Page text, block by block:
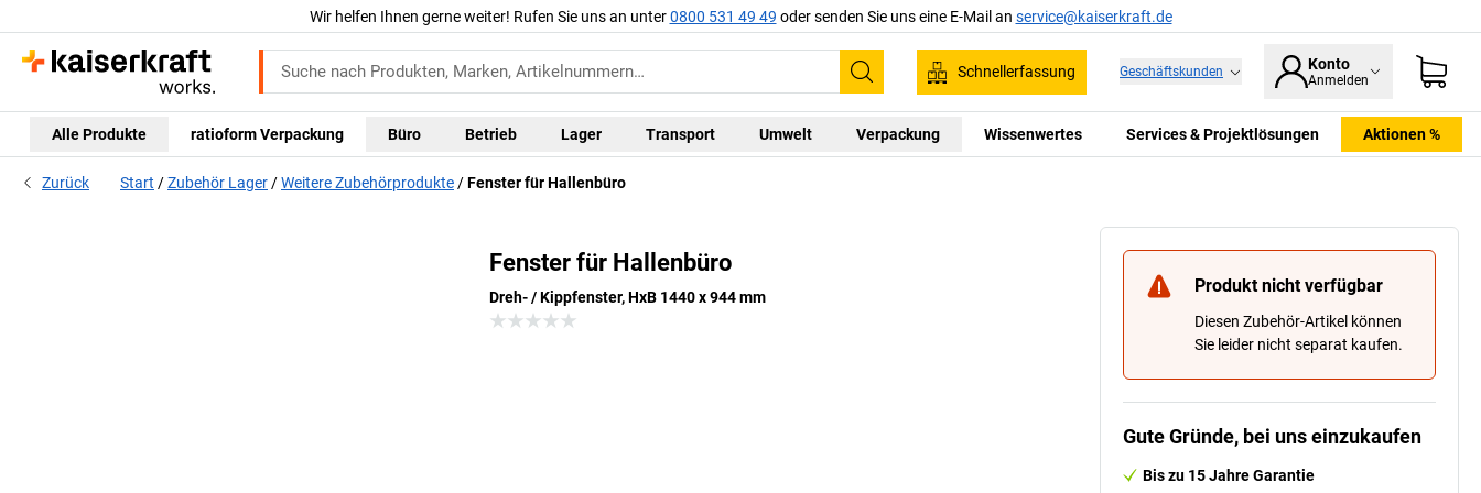
Wir helfen Ihnen gerne weiter! Rufen Sie uns an unter0800 531 49 49 oder senden Sie uns eine E-Mail an service@kaiserkraft.de
Suchen
Schnellerfassung Geschäftskunden Konto
Anmelden
Alle Produkte ratioform Verpackung Büro Betrieb Lager Transport Umwelt Verpackung Wissenwertes Services & Projektlösungen Aktionen %
Zurück Start Zubehör Lager Weitere Zubehörprodukte Fenster für Hallenbüro
Fenster für Hallenbüro
Dreh- / Kippfenster, HxB 1440 x 944 mm
Produkt nicht verfügbar
Diesen Zubehör-Artikel können
Sie leider nicht separat kaufen.
Gute Gründe, bei uns einzukaufen
Bis zu 15 Jahre Garantie